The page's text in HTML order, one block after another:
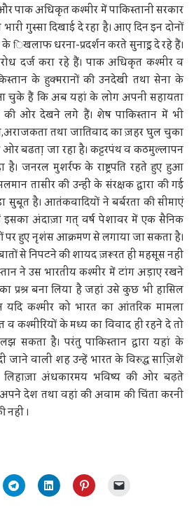
अधिकृत कश्मीर में पाकिस्तानी सरकार
गुस्सा दिखाई दे रहा है। आए दिन इन दोनों
के िखलाफ धरना-प्रदर्शन करते सुनाइ्र दे रहे हैं।
दर्ज करा रहे हैं। पाक अधिकृत कश्मीर व
के हुक्मरानों की उनदेखी तथा सेना के
चुके हैं कि अब यहां के लोग अपनी सहायता
की ओर देखने लगे हैं। शेष पाकिस्तान में भी
तथा जातिवाद का ज़हर घुल चुका
ओर बढत़ा जा रहा है। कट्टरपंथ व कठमुल्लापन
है। जनरल मुशर्रफ के राष्ट्रपति रहते हुए हुआ
तासीर की उन्हीं के संरक्षक द्वारा की गई
है। आतंकवादियों ने बर्बरता की सीमाएं
अंदाज़ा गत् वर्ष पेशावर में एक सैनिक
पर हुए नृशंस आक्रमण से लगाया जा सकता है।
से निपटने की शायद ज़रूरत ही महसूस नहीं
ने उस भारतीय कश्मीर में टांग अड़ाए रखने
प्रश्र बना लिया है जहां उसे कुछ भी हासिल
यदि कश्मीर को भारत का आंतरिक मामला
कश्मीरियों के मध्य का विवाद ही रहने दे तो
सकता है। परंतु पाकिस्तान द्वारा यहां के
जाने वाली शह उन्हें भारत के विरुद्ध साजि़शें
अंधकारमय भविष्य की ओर बढ़ते
देश तथा वहां की अवाम की चिंता करनी
नहीं ।